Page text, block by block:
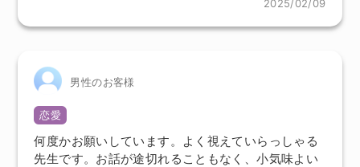
2025/02/09
男性のお客様
恋愛
何度かお願いしています。よく視えていらっしゃる
先生です。お話が途切れることもなく、小気味よい